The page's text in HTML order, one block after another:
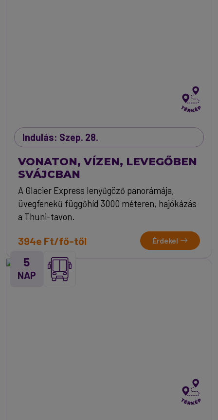
Indulás: Szep. 28.
VONATON, VÍZEN, LEVEGŐBEN
SVÁJCBAN
A Glacier Express lenyűgöző panorámája,
üvegfenekű függőhíd 3000 méteren, hajókázás
a Thuni-tavon.
394e Ft/fő-től Érdekel
5
NAP